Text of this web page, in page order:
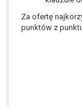
Za ofertę
punktów z